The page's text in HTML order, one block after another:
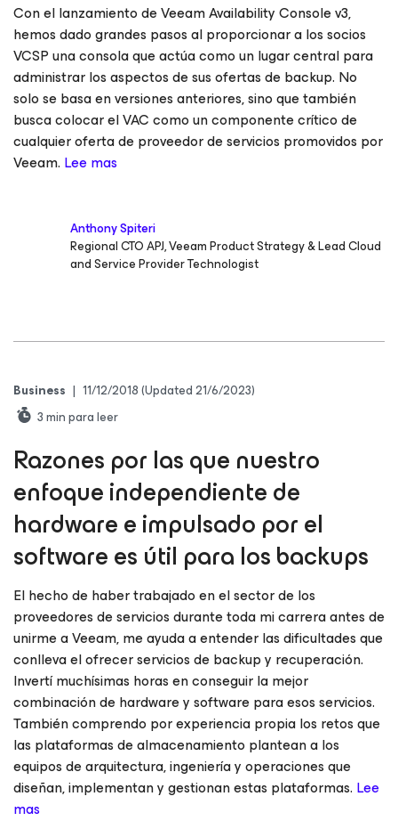
Con el lanzamiento de Veeam Availability Console v3,
hemos dado grandes pasos al proporcionar a los socios
VCSP una consola que actúa como un lugar central para
administrar los aspectos de sus ofertas de backup. No
solo se basa en versiones anteriores, sino que también
busca colocar el VAC como un componente crítico de
cualquier oferta de proveedor de servicios promovidos por
Veeam. Lee mas
Anthony Spiteri
Regional CTO APJ, Veeam Product Strategy & Lead Cloud
and Service Provider Technologist
Business | 11/12/2018(Updated 21/6/2023)
3min para leer
Razones por las que nuestro
enfoque independiente de
hardware e impulsado por el
software es útil para los backups
El hecho de haber trabajado en el sector de los
proveedores de servicios durante toda mi carrera antes de
unirme a Veeam, me ayuda a entender las dificultades que
conlleva el ofrecer servicios de backup y recuperación.
Invertí muchísimas horas en conseguir la mejor
combinación de hardware y software para esos servicios.
También comprendo por experiencia propia los retos que
las plataformas de almacenamiento plantean a los
equipos de arquitectura, ingeniería y operaciones que
diseñan, implementan y gestionan estas plataformas. Lee
mas